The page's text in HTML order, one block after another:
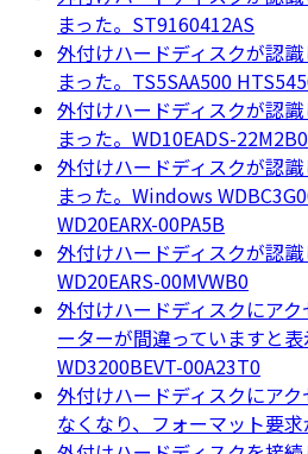
まった。ST9160412AS
外付けハードディスクが認
まった。TS5SAA500
外付けハードディスクが認
まった。WD10EADS-22M2B0
外付けハードディスクが認
まった。Windows
WD20EARX-00PA5B
外付けハードディスクが認識
WD20EARS-00MVWB0
外付けハードディスクにア
ーターが間違っていますと表
WD3200BEVT-00A23T0
外付けハードディスクにア
なくなり、フォーマット要